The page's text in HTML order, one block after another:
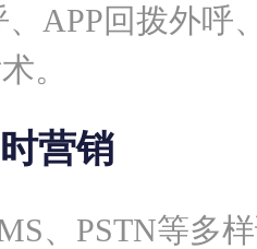
、APP回拨外呼
。
营销
、PSTN等多